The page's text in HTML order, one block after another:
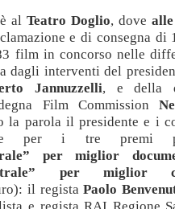
al Teatro Doglio, dove
e di consegna di
film in concorso nelle
dagli interventi del
Jannuzzelli, e della
Film Commission
la parola il presidente e i
per i tre premi
per miglior
per miglior
il registaPaolo